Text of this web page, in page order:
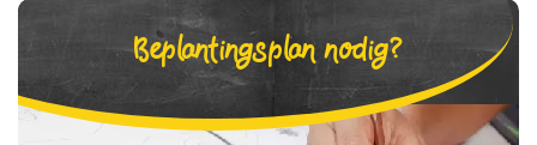
Beplantingsplan nodig?